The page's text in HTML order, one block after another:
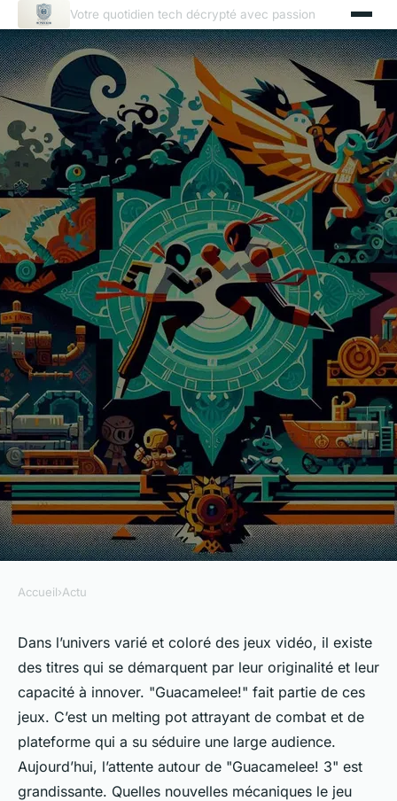
Votre quotidien tech décrypté avec passion
Quelles mécaniques
« Guacamelee! 3 » pourrait-il
introduire pour enrichir son
mélange de combat et de
plateforme ?
Accueil›Actu
Dans l’univers varié et coloré des jeux vidéo, il existe
des titres qui se démarquent par leur originalité et leur
capacité à innover. "Guacamelee!" fait partie de ces
jeux. C’est un melting pot attrayant de combat et de
plateforme qui a su séduire une large audience.
Aujourd’hui, l’attente autour de "Guacamelee! 3" est
grandissante. Quelles nouvelles mécaniques le jeu